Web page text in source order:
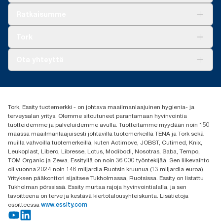
yhdistettynä. Koska nämä tiedot ovat järjestelmän keskiarvoja,
(+358) 9 5068 8222
Oy Essity Finland Ab
Revontulenkuja 1
02100 Espoo
Tork, Essity tuotemerkki - on johtava maailmanlaajuinen hygienia- ja
terveysalan yritys. Olemme sitoutuneet parantamaan hyvinvointia
tuotteidemme ja palveluidemme avulla. Tuotteitamme myydään noin 150
maassa maailmanlaajuisesti johtavilla tuotemerkeillä TENA ja Tork sekä
muilla vahvoilla tuotemerkeillä, kuten Actimove, JOBST, Cutimed, Knix,
Leukoplast, Libero, Libresse, Lotus, Modibodi, Nosotras, Saba, Tempo,
TOM Organic ja Zewa. Essityllä on noin 36 000 työntekijää. Sen liikevaihto
oli vuonna 2024 noin 146 miljardia Ruotsin kruunua (13 miljardia euroa).
Yrityksen pääkonttori sijaitsee Tukholmassa, Ruotsissa. Essity on listattu
Tukholman pörssissä. Essity murtaa rajoja hyvinvointialalla, ja sen
tavoitteena on terve ja kestävä kiertotalousyhteiskunta. Lisätietoja
osoitteessa www.essity.com